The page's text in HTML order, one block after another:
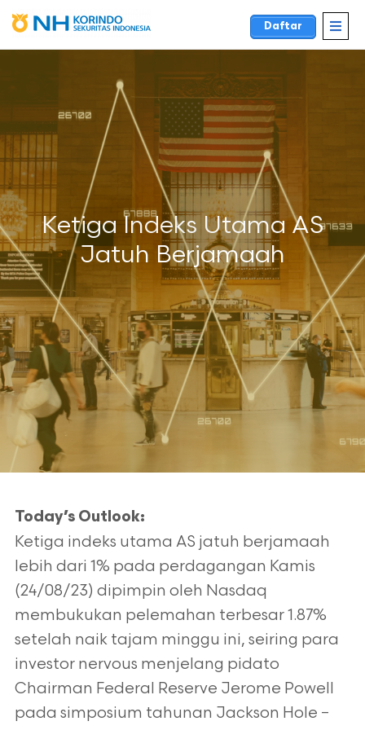
Daftar
Ketiga Indeks Utama AS
Jatuh Berjamaah
Today’s Outlook:
Ketiga indeks utama AS jatuh berjamaah
lebih dari 1% pada perdagangan Kamis
(24/08/23) dipimpin oleh Nasdaq
membukukan pelemahan terbesar 1.87%
setelah naik tajam minggu ini, seiring para
investor nervous menjelang pidato
Chairman Federal Reserve Jerome Powell
pada simposium tahunan Jackson Hole –